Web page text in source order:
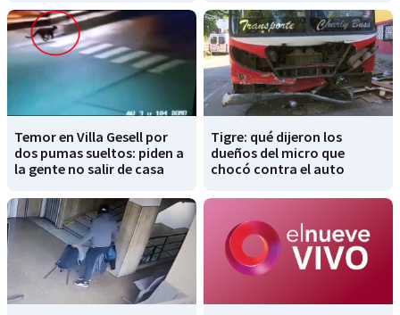
Temor en Villa Gesell por
dos pumas sueltos: piden a
la gente no salir de casa
Tigre: qué dijeron los
dueños del micro que
chocó contra el auto